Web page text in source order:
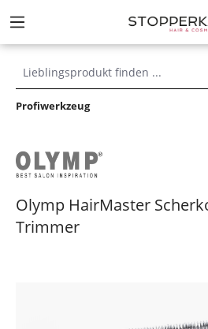
springen
Profiwerkzeug
Olymp HairMaster
Trimmer